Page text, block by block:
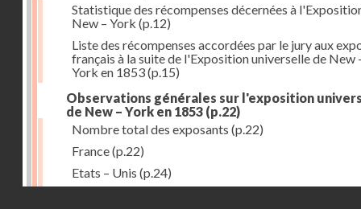
Statistique des récompenses décernées à
New – York (p.12)
Liste des récompenses accordées par le jury aux
français à la suite de l'Exposition universelle de New
York en 1853(p.15)
Observations générales sur l'exposition
de New – York en 1853 (p.22)
Nombre total des exposants (p.22)
France(p.22)
Etats – Unis (p.24)